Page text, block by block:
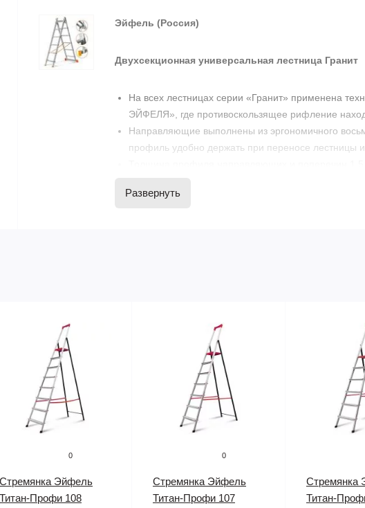
Эйфель (Россия)
Двухсекционная универсальная лестница Гранит
На всех лестницах серии «Гранит» применена
ЭЙФЕЛЯ», где противоскользящее рифление
Направляющие выполнены из эргономичного
профиль удобно держать при переносе лестницы
прочнее, так как отсутствует прямой угол в пазу.
Развернуть
0
Стремянка Эйфель
Титан-Профи 108
0
Стремянка Эйфель
Титан-Профи 107
Стремянка
Титан-